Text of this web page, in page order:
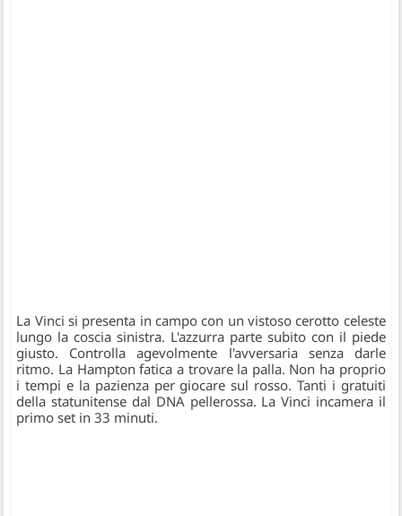
La Vinci si presenta in campo con un vistoso cerotto celeste
lungo la coscia sinistra. L'azzurra parte subito con il piede
giusto. Controlla agevolmente l'avversaria senza darle
ritmo. La Hampton fatica a trovare la palla. Non ha proprio
i tempi e la pazienza per giocare sul rosso. Tanti i gratuiti
della statunitense dal DNA pellerossa. La Vinci incamera il
primo set in 33 minuti.